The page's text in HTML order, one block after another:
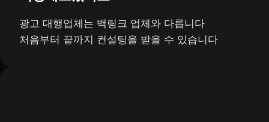
광고 대행업체는 백링크 업체와 다릅니다
처음부터 끝까지 컨설팅을 받을 수 있습니다